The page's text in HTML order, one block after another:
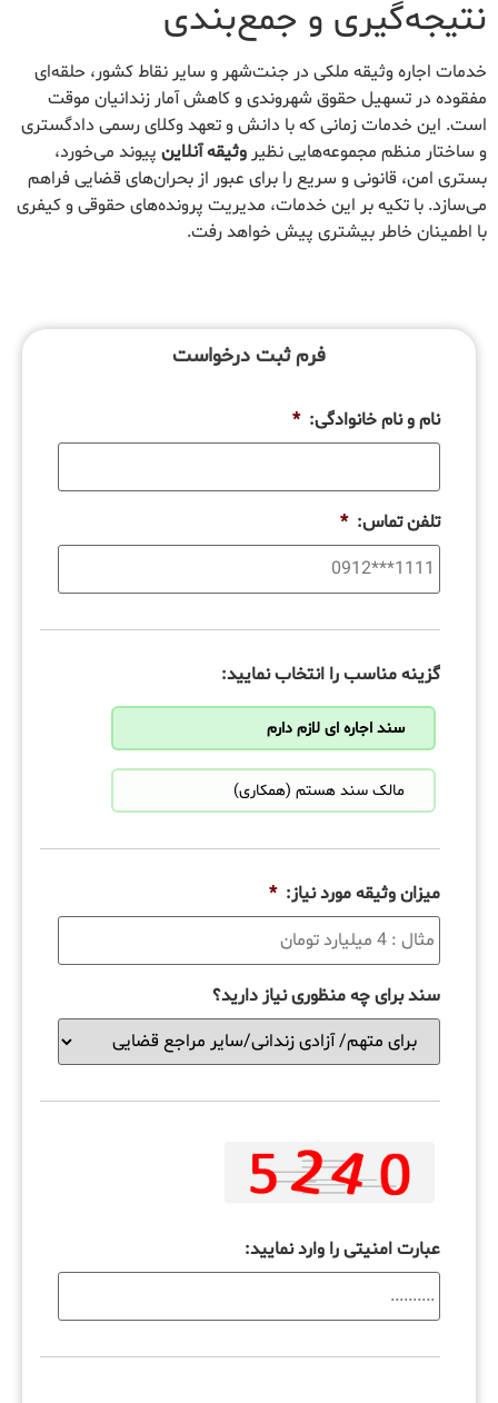
نتیجه‌گیری و جمع‌بندی
خدمات اجاره وثیقه ملکی در جنت‌شهر و سایر نقاط کشور، حلقه‌ای
مفقوده در تسهیل حقوق شهروندی و کاهش آمار زندانیان موقت
است. این خدمات زمانی که با دانش و تعهد وکلای رسمی دادگستری
و ساختار منظم مجموعه‌هایی نظیروثیقه آنلاین پیوند می‌خورد،
بستری امن، قانونی و سریع را برای عبور از بحران‌های قضایی فراهم
می‌سازد. با تکیه بر این خدمات، مدیریت پرونده‌های حقوقی و کیفری
با اطمینان خاطر بیشتری پیش خواهد رفت.
فرم ثبت درخواست
نام و نام خانوادگی: *
تلفن تماس: *
گزینه مناسب را انتخاب نمایید:
سند اجاره ای لازم دارم
مالک سند هستم (همکاری)
میزان وثیقه مورد نیاز: *
سند برای چه منظوری نیاز دارید؟
عبارت امنیتی را وارد نمایید: